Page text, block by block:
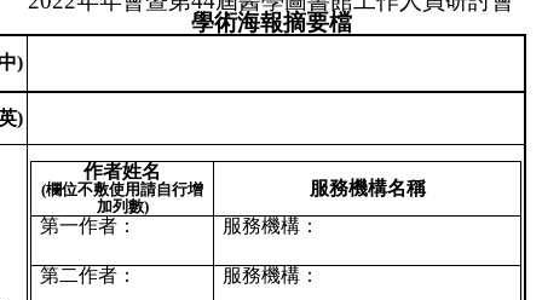
學術海報摘要檔
)
)
作者姓名
(欄位不敷使用請自行增
加列數)
服務機構名稱
第一作者：
服務機構：
第二作者： 服務機構：